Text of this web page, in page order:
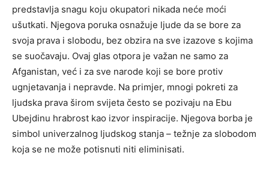
predstavlja snagu koju okupatori nikada neće moći
ušutkati. Njegova poruka osnažuje ljude da se bore za
svoja prava i slobodu, bez obzira na sve izazove s kojima
se suočavaju. Ovaj glas otpora je važan ne samo za
Afganistan, već i za sve narode koji se bore protiv
ugnjetavanja i nepravde. Na primjer, mnogi pokreti za
ljudska prava širom svijeta često se pozivaju na Ebu
Ubejdinu hrabrost kao izvor inspiracije. Njegova borba je
simbol univerzalnog ljudskog stanja – težnje za slobodom
koja se ne može potisnuti niti eliminisati.